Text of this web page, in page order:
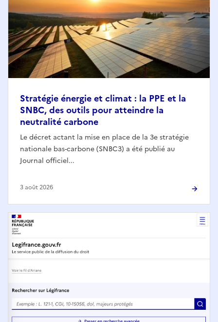
Stratégie énergie et climat : la PPE et la
SNBC, des outils pour atteindre la
neutralité carbone
Le décret actant la mise en place de la 3e stratégie
nationale bas-carbone (SNBC3) a été publié au
Journal officiel...
3 août 2026